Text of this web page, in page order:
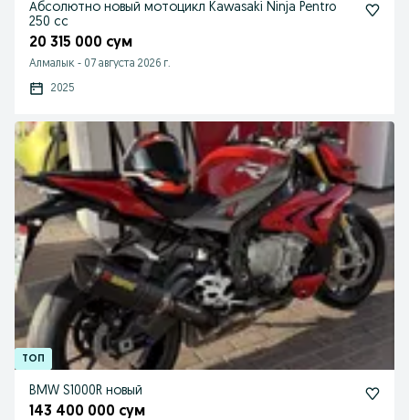
Абсолютно новый мотоцикл Kawasaki Ninja Pentro
250 cc
20 315 000 сум
Алмалык - 07 августа 2026 г.
2025
BMW S1000R новый
143 400 000 сум